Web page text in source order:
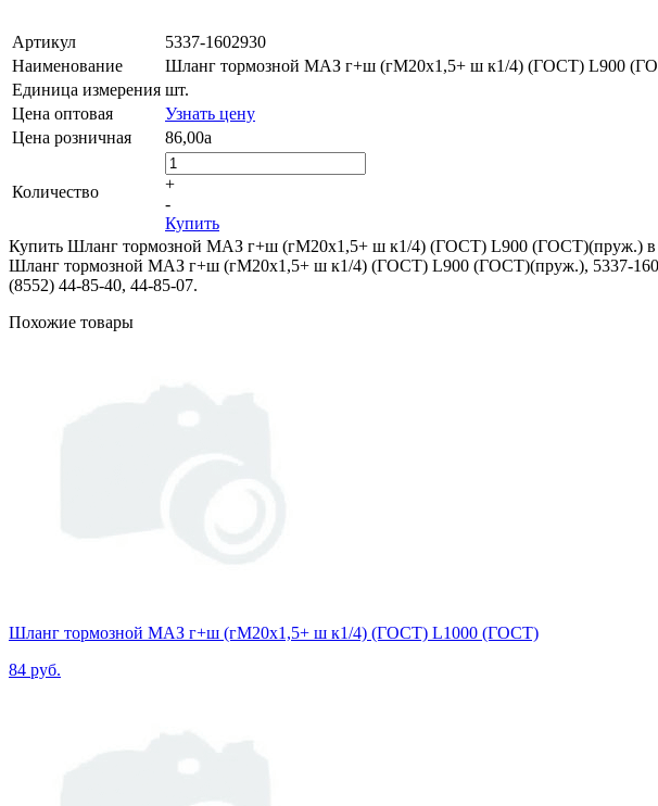
Артикул
5337-1602930
Наименование
Шланг тормозной МАЗ г+ш (гМ20х1,5+ ш к1/4) (ГОСТ) L900
Единица измерения шт.
Цена оптовая
Узнать цену
Цена розничная
86,00a
Количество
+
-
Купить
Купить Шланг тормозной МАЗ г+ш (гМ20х1,5+ ш к1/4) (ГОСТ) L900 (ГОСТ)(пруж.) в
Шланг тормозной МАЗ г+ш (гМ20х1,5+ ш к1/4) (ГОСТ) L900 (ГОСТ)(пруж.), 5337-
(8552) 44-85-40, 44-85-07.
Похожие товары
Шланг тормозной МАЗ г+ш (гМ20х1,5+ ш к1/4) (ГОСТ) L1000 (ГОСТ)
84 руб.